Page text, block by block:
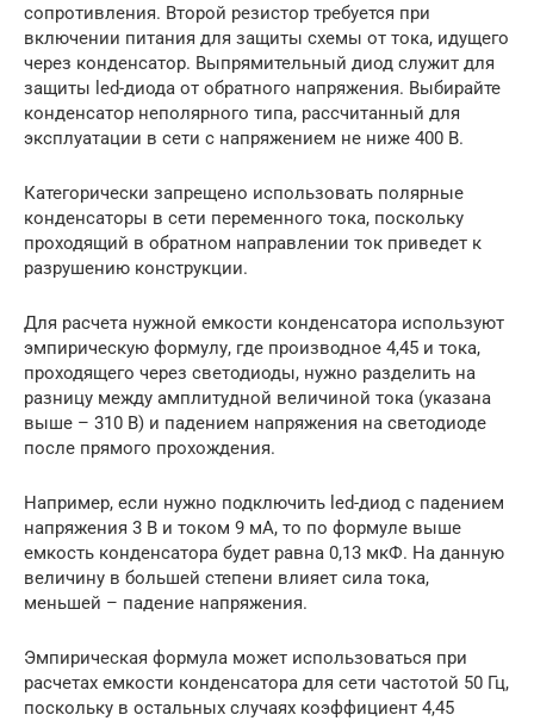
сопротивления. Второй резистор требуется при
включении питания для защиты схемы от тока, идущего
через конденсатор. Выпрямительный диод служит для
защиты led-диода от обратного напряжения. Выбирайте
конденсатор неполярного типа, рассчитанный для
эксплуатации в сети с напряжением не ниже 400 В.
Категорически запрещено использовать полярные
конденсаторы в сети переменного тока, поскольку
проходящий в обратном направлении ток приведет к
разрушению конструкции.
Для расчета нужной емкости конденсатора используют
эмпирическую формулу, где производное 4,45 и тока,
проходящего через светодиоды, нужно разделить на
разницу между амплитудной величиной тока (указана
выше – 310 В) и падением напряжения на светодиоде
после прямого прохождения.
Например, если нужно подключить led-диод с падением
напряжения 3 В и током 9 мА, то по формуле выше
емкость конденсатора будет равна 0,13 мкФ. На данную
величину в большей степени влияет сила тока,
меньшей – падение напряжения.
Эмпирическая формула может использоваться при
расчетах емкости конденсатора для сети частотой 50 Гц,
поскольку в остальных случаях коэффициент 4,45